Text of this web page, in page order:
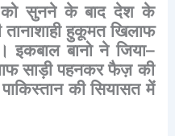
को सुनने के बाद देश के
तानाशाही हुकूमत खिलाफ
इकबाल बानो ने जिया–
साड़ी पहनकर फैज़ की
पाकिस्तान की सियासत में